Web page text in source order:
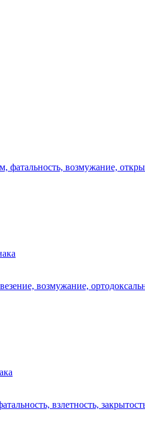
возмужание,
возмужание,
взлетность,